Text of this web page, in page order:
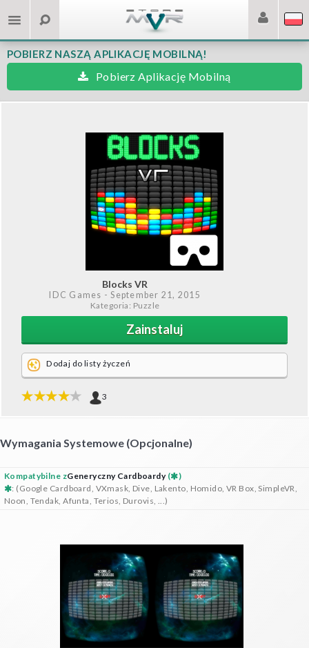
POBIERZ NASZĄ APLIKACJĘ MOBILNĄ!
Pobierz Aplikację Mobilną
Blocks VR
IDC Games - September 21, 2015
Kategoria: Puzzle
Zainstaluj
Dodaj do listy życzeń
3
Wymagania Systemowe (opcjonalne)
Kompatybilne zGeneryczny Cardboardy (
)
: (Google Cardboard, VXmask, Dive, Lakento, Homido, VR Box, SimpleVR,
Noon, Tendak, Afunta, Terios, Durovis, ...)